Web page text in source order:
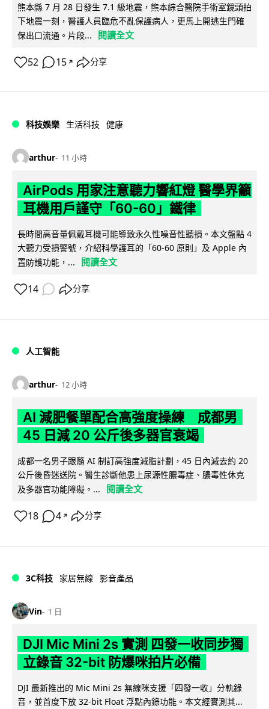
熊本縣 7 月 28 日發生 7.1 級地震，熊本綜合醫院手術室鏡頭拍
下地震一刻，醫護人員臨危不亂保護病人，更馬上開逃生門確
保出口流通。片段...
閱讀全文
52 15 ↗ 分享
科技娛樂 生活科技 健康
arthur 11 小時
AirPods 用家注意聽力響紅燈 醫學界籲
耳機用戶謹守「60-60」鐵律
長時間高音量佩戴耳機可能導致永久性噪音性聽損。本文盤點 4
大聽力受損警號，介紹科學護耳的「60-60 原則」及 Apple 內
置防護功能，...
閱讀全文
14 分享
人工智能
arthur 12 小時
AI 減肥餐單配合高強度操練 成都男
45 日減 20 公斤後多器官衰竭
成都一名男子跟隨 AI 制訂高強度減脂計劃，45 日內減去約 20
公斤後昏迷送院。醫生診斷他患上尿源性膿毒症、膿毒性休克
及多器官功能障礙。...
閱讀全文
18 4 ↗ 分享
3C科技 家居無線 影音產品
Vin 1 日
DJI Mic Mini 2s 實測 四發一收同步獨
立錄音 32-bit 防爆咪拍片必備
DJI 最新推出的 Mic Mini 2s 無線咪支援「四發一收」分軌錄
音，並首度下放 32-bit Float 浮點內錄功能。本文經實測其...